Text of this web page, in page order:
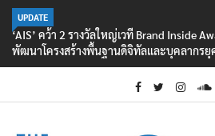
UPDATE
‘AIS’ คว้า 2 รางวัลใหญ่เวที Brand Inside
พัฒนาโครงสร้างพื้นฐานดิจิทัลและบุคลากรยุ